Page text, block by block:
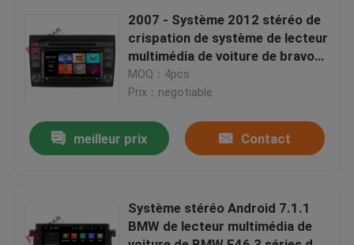
Contactez-nous
Nouvelles
Cas
Shopping
2007 - Système 2012 stéréo de
crispation de système de lecteur
multimédia de voiture de bravo
de Fiat
MOQ：4pcs
Prix：negotiable
meilleur prix Contact
Système stéréo Android 7.1.1
BMW de lecteur multimédia de